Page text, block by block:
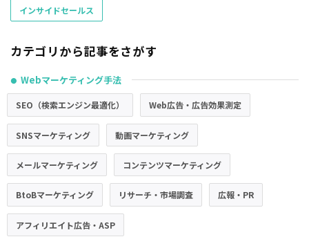
インサイドセールス
カテゴリから記事をさがす
● Webマーケティング手法
SEO（検索エンジン最適化） Web広告・広告効果測定
SNSマーケティング 動画マーケティング
メールマーケティング コンテンツマーケティング
BtoBマーケティング リサーチ・市場調査 広報・PR
アフィリエイト広告・ASP